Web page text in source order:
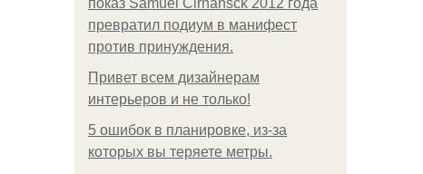
показ Samuel Cirnansck 2012 года
превратил подиум в манифест
против принуждения.
Привет всем дизайнерам
интерьеров и не только!
5 ошибок в планировке, из-за
которых вы теряете метры.